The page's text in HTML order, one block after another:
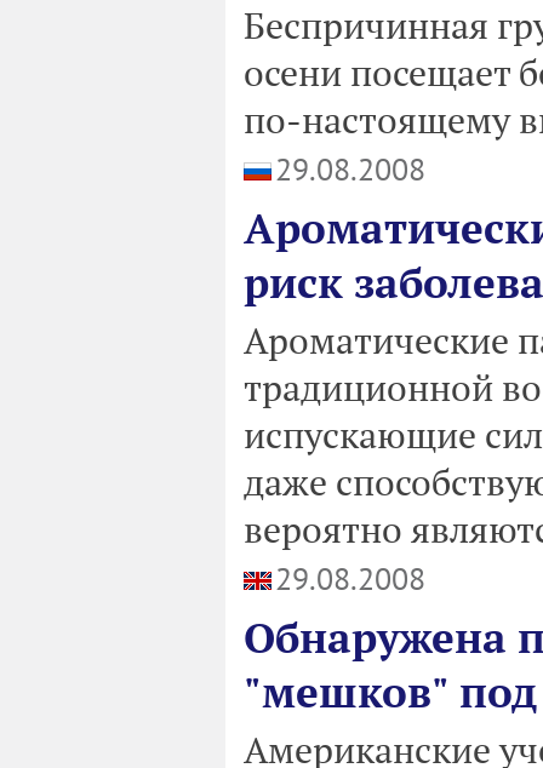
Беспричинная
осени посещает
по-настоящему
29.08.2008
риск
Ароматические
традиционной
испускающие
даже
вероятно
29.08.2008
Обнаружена
"мешков" под
Американские